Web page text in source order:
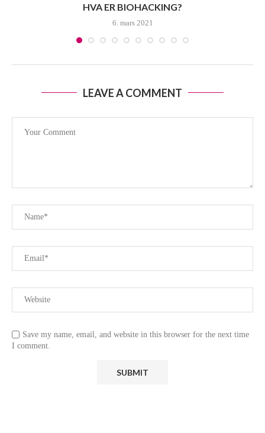
HVA ER BIOHACKING?
6. mars 2021
LEAVE A COMMENT
Save my name, email, and website in this browser for the next time
I comment.